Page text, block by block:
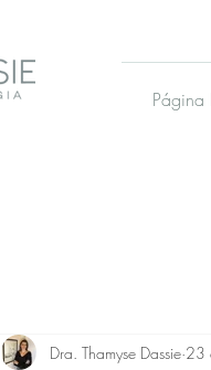
Página
Dra. Thamyse Dassie 23